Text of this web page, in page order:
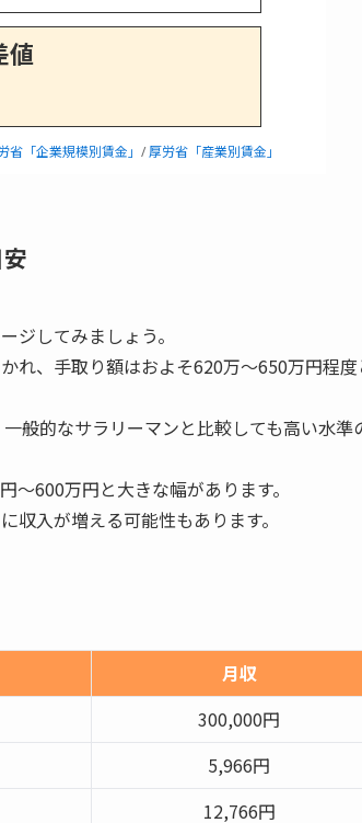
値
省「企業規模別賃金」 /厚労省「産業別賃金」
ジしてみましょう。
れ、手取り額はおよそ620万～650万円程度
般的なサラリーマンと比較しても高い水準
600万円と大きな幅があります。
入が増える可能性もあります。
月収
300,000円
5,966円
12,766円